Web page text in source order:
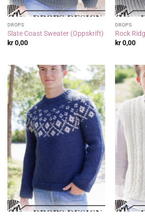
DROPS
Slate Coast Sweater (Oppskrift)
kr0,00
DROPS
Rock
kr0,00